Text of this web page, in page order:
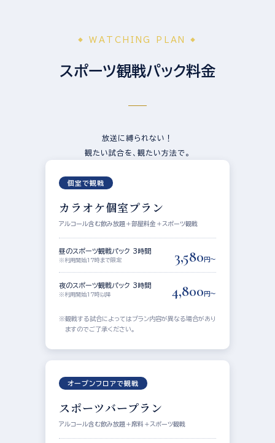
WATCHING PLAN
スポーツ観戦パック料金
放送に縛られない！
観たい試合を、観たい方法で。
個室で観戦
カラオケ個室プラン
アルコール含む飲み放題＋部屋料金＋スポーツ観戦
昼のスポーツ観戦パック 3時間
※利用開始17時まで限定 3,580 円〜
夜のスポーツ観戦パック 3時間
※利用開始17時以降 4,800 円〜
観戦する試合によってはプラン内容が異なる場合があり
ますのでご了承ください。
オープンフロアで観戦
スポーツバープラン
アルコール含む飲み放題＋席料＋スポーツ観戦